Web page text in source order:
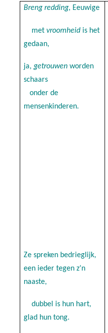
Breng redding, Eeuwige
metvroomheid is het
gedaan,
ja,getrouwen worden
schaars
onder de
mensenkinderen.
Ze spreken bedrieglijk,
een ieder tegen z’n
naaste,
dubbel is hun hart,
glad hun tong.